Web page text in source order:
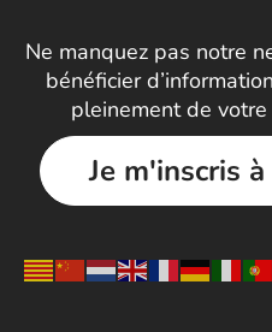
Ne manquez pas notre
bénéficier
pleinement de
Je m'inscris